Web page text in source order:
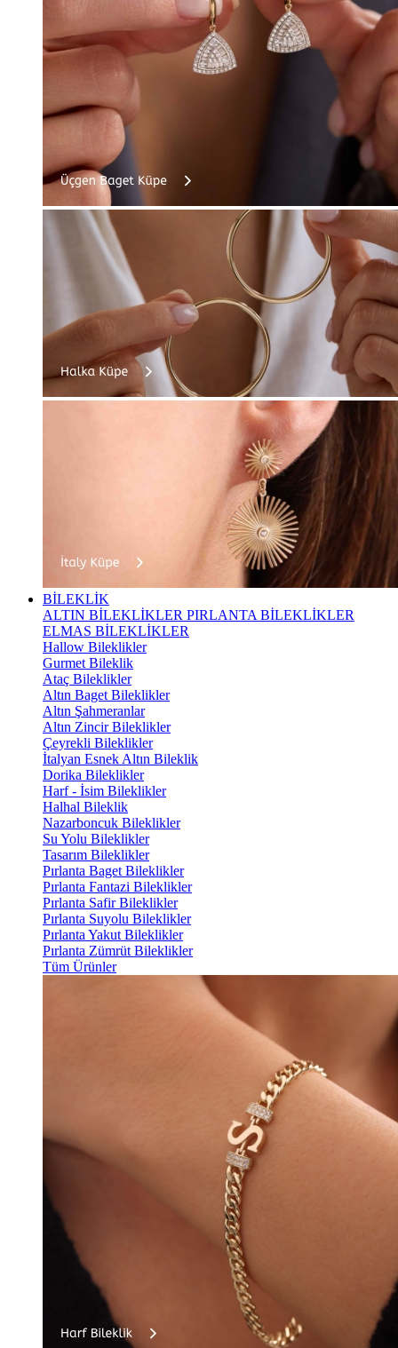
BİLEKLİK
ALTIN BİLEKLİKLER PIRLANTA BİLEKLİKLER
ELMAS BİLEKLİKLER
Hallow Bileklikler
Gurmet Bileklik
Ataç Bileklikler
Altın Baget Bileklikler
Altın Şahmeranlar
Altın Zincir Bileklikler
Çeyrekli Bileklikler
İtalyan Esnek Altın Bileklik
Dorika Bileklikler
Harf - İsim Bileklikler
Halhal Bileklik
Nazarboncuk Bileklikler
Su Yolu Bileklikler
Tasarım Bileklikler
Pırlanta Baget Bileklikler
Pırlanta Fantazi Bileklikler
Pırlanta Safir Bileklikler
Pırlanta Suyolu Bileklikler
Pırlanta Yakut Bileklikler
Pırlanta Zümrüt Bileklikler
Tüm Ürünler